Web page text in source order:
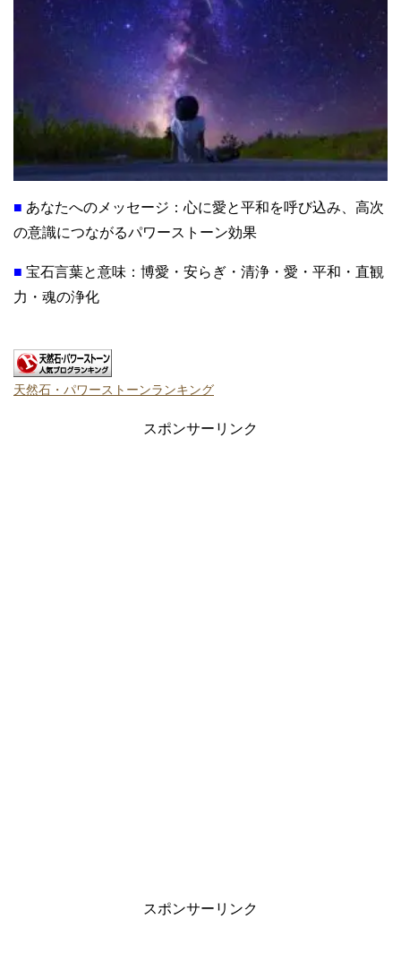
■ あなたへのメッセージ：心に愛と平和を呼び込み、高次
の意識につながるパワーストーン効果
■ 宝石言葉と意味：博愛・安らぎ・清浄・愛・平和・直観
力・魂の浄化
天然石・パワーストーンランキング
スポンサーリンク
スポンサーリンク